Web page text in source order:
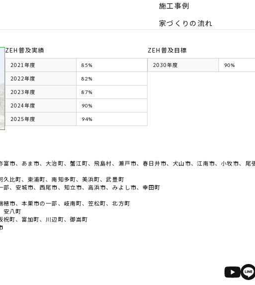
施工事例
家づくりの流れ
ZEH普及実績
2021年度 85%
2022年度 82%
2023年度 87%
2024年度 90%
2025年度 94%
ZEH普及目標
2030年度 90%
市、あま市、大治町、蟹江町、飛島村、瀬戸市、春日井市、犬山市、江南市、小牧市、尾
比町、東浦町、南知多町、美浜町、武豊町
、安城市、西尾市、知立市、高浜市、みよし市、幸田町
市、本巣市の一部、岐南町、笠松町、北方町
安八町
町、富加町、川辺町、御嵩町